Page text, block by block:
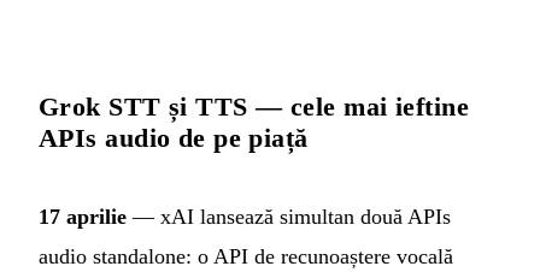
Grok STT și TTS — cele mai ieftine
APIs audio de pe piață
17 aprilie — xAI lansează simultan două APIs
audio standalone: o API de recunoaștere vocală